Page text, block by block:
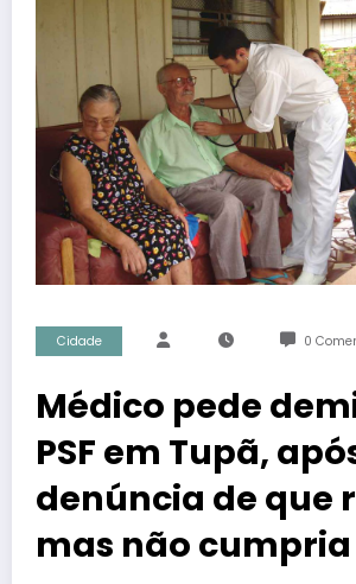
Cidade 0
Médico pede
PSF em Tupã,
denúncia de que
mas não